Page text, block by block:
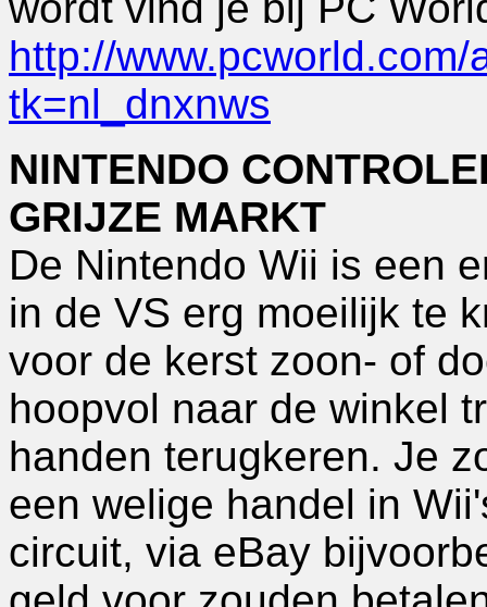
http://
tk=nl_dnxnws
NINTENDO
GRIJZE MARKT
De Nintendo Wii is een
in de VS erg moeilijk te
voor de kerst zoon- of
hoopvol naar de winkel
handen terugkeren. Je
een welige handel in
circuit, via eBay